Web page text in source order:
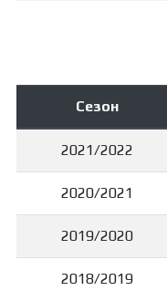
Сезон
2021/2022
2020/2021
2019/2020
2018/2019